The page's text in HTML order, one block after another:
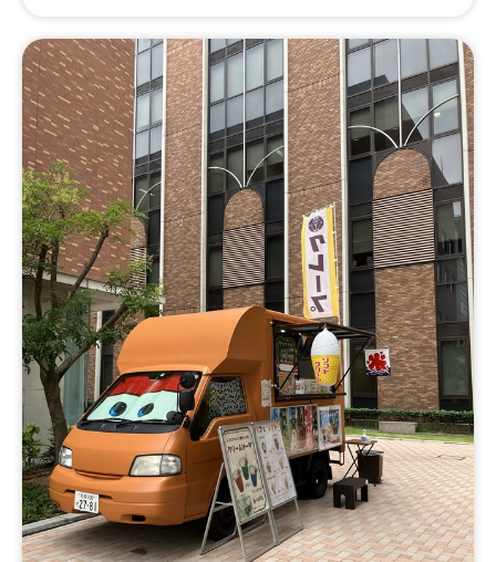
ト、かき氷（シロップかけ放題）、焼き芋、角ハイボー
ル、皮付きポテトフライ、りんご飴（国産）カット、外国
瓶ビール、ヴァンショー（ホットワイン）、タンドリーチ
キン、ロコモコ丼、ホットドッグ（粗挽きフランク）、粗
挽きフランクフルト、絶品タコス、ホットチョコレート、
レモネード（ホットorアイス）、甘熟イチゴ削りかき氷、
挽きたてコーヒー、生グレープジュース🍊、石焼き芋、季
節のスパイスカレー